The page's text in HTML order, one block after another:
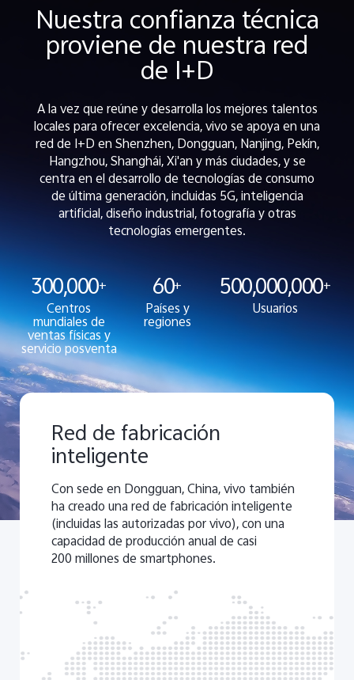
Nuestra confianza técnica
proviene de nuestra red
de I+D
A la vez que reúne y desarrolla los mejores talentos
locales para ofrecer excelencia, vivo se apoya en una
red de I+D en Shenzhen, Dongguan, Nanjing, Pekín,
Hangzhou, Shanghái, Xi'an y más ciudades, y se
centra en el desarrollo de tecnologías de consumo
de última generación, incluidas 5G, inteligencia
artificial, diseño industrial, fotografía y otras
tecnologías emergentes.
300,000+
Centros
mundiales de
ventas físicas y
servicio posventa
60+
Países y
regiones
500,000,000+
Usuarios
Red de fabricación
inteligente
Con sede en Dongguan, China, vivo también
ha creado una red de fabricación inteligente
(incluidas las autorizadas por vivo), con una
capacidad de producción anual de casi
200 millones de smartphones.